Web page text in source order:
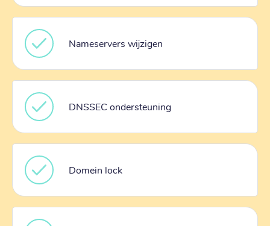
Nameservers wijzigen
DNSSEC ondersteuning
Domein lock